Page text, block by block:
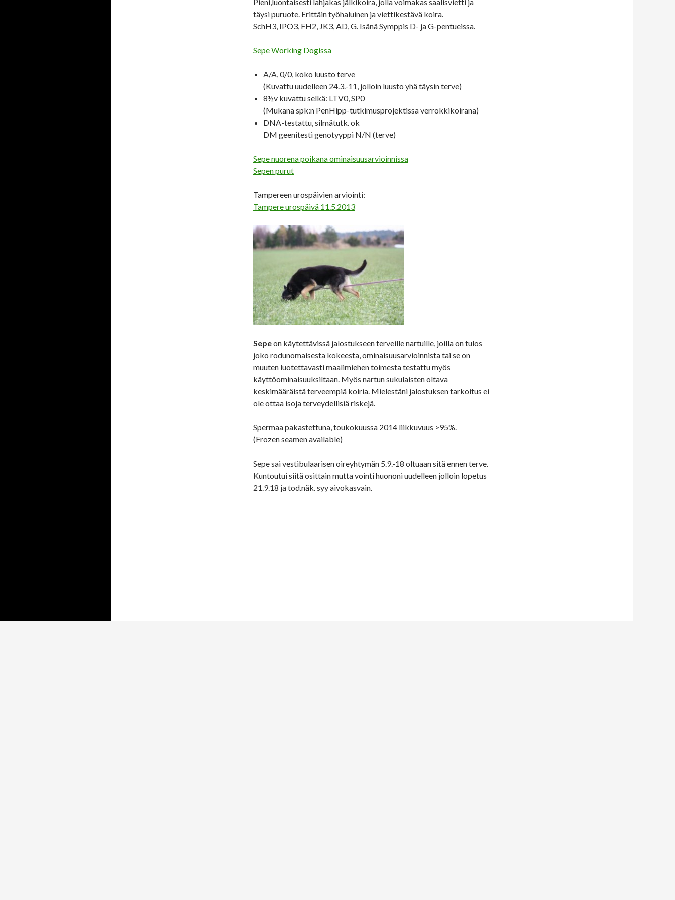
täysi puruote. Erittäin työhaluinen ja viettikestävä koira.
SchH3, IPO3, FH2, JK3, AD, G. Isänä Symppis D- ja G-pentueissa.
Sepe Working Dogissa
A/A, 0/0, koko luusto terve
(Kuvattu uudelleen 24.3.-11, jolloin luusto yhä täysin terve)
8½v kuvattu selkä: LTV0, SP0
(Mukana spk:n PenHipp-tutkimusprojektissa verrokkikoirana)
DNA-testattu, silmätutk. ok
DM geenitesti genotyyppi N/N (terve)
Sepe nuorena poikana ominaisuusarvioinnissa
Sepen purut
Tampereen urospäivien arviointi:
Tampere urospäivä 11.5.2013
Sepeon käytettävissä jalostukseen terveille nartuille, joilla on tulos
joko rodunomaisesta kokeesta, ominaisuusarvioinnista tai se on
muuten luotettavasti maalimiehen toimesta testattu myös
käyttöominaisuuksiltaan. Myös nartun sukulaisten oltava
keskimääräistä terveempiä koiria. Mielestäni jalostuksen tarkoitus ei
ole ottaa isoja terveydellisiä riskejä.
Spermaa pakastettuna, toukokuussa 2014 liikkuvuus >95%.
(Frozen seamen available)
Sepe sai vestibulaarisen oireyhtymän 5.9.-18 oltuaan sitä ennen terve.
Kuntoutui siitä osittain mutta vointi huononi uudelleen jolloin lopetus
21.9.18 ja tod.näk. syy aivokasvain.